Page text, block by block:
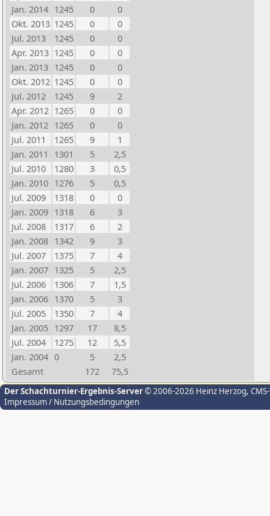
Jan. 2014 1245 0
0
Okt. 2013 1245 0
0
Jul. 2013
1245 0
0
Apr. 2013 1245 0
0
Jan. 2013 1245 0
0
Okt. 2012 1245 0
0
Jul. 2012
1245 9
2
Apr. 2012 1265 0
0
Jan. 2012 1265 0
0
Jul. 2011
1265 9
1
Jan. 2011
1301 5
2,5
Jul. 2010
1280 3
0,5
Jan. 2010 1276 5
0,5
Jul. 2009
1318 0
0
Jan. 2009 1318 6
3
Jul. 2008
1317 6
2
Jan. 2008 1342 9
3
Jul. 2007
1375 7
4
Jan. 2007 1325 5
2,5
Jul. 2006
1306 7
1,5
Jan. 2006 1370 5
3
Jul. 2005
1350 7
4
Jan. 2005 1297 17
8,5
Jul. 2004
1275 12
5,5
Jan. 2004 0 5
2,5
Gesamt
172 75,5
Der Schachturnier-Ergebnis-Server© 2006-2026 Heinz Herzog,
Impressum / Nutzungsbedingungen